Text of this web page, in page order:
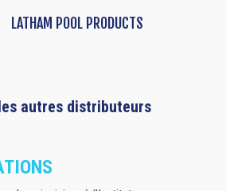
LATHAM POOL PRODUCTS
autres distributeurs